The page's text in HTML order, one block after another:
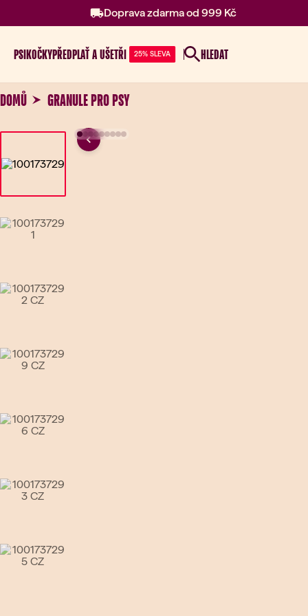
Doprava zdarma od 999 Kč
PSIKOČKYPŘEDPLAŤ A UŠETŘI 25% SLEVA HLEDAT
DOMŮ GRANULE PRO PSY
Go to slide 1
Go to slide 2
Go to slide 3
Go to slide 4
Go to slide 5
Go to slide 6
Go to slide 7
Previous